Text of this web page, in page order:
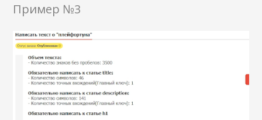
Пример №3